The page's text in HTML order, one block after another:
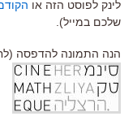
לינק לפוסט הזה או
שלכם במייל).
הנה התמונה להדפסה